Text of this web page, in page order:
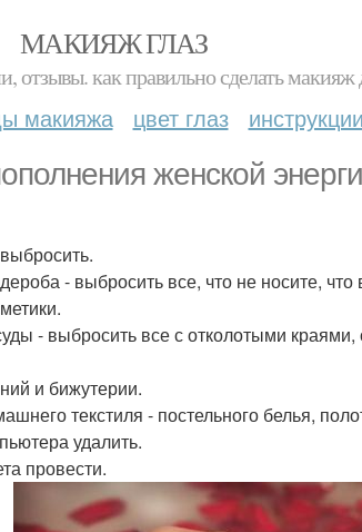
МАКИЯЖ ГЛАЗ
отзывы. как правильно сделать макияж
макияжа цвет глаз
женской
- выбросить все, что не носите,
- выбросить все с отколотыми
и бижутерии.
текстиля - постельного белья,
удалить.
провести.